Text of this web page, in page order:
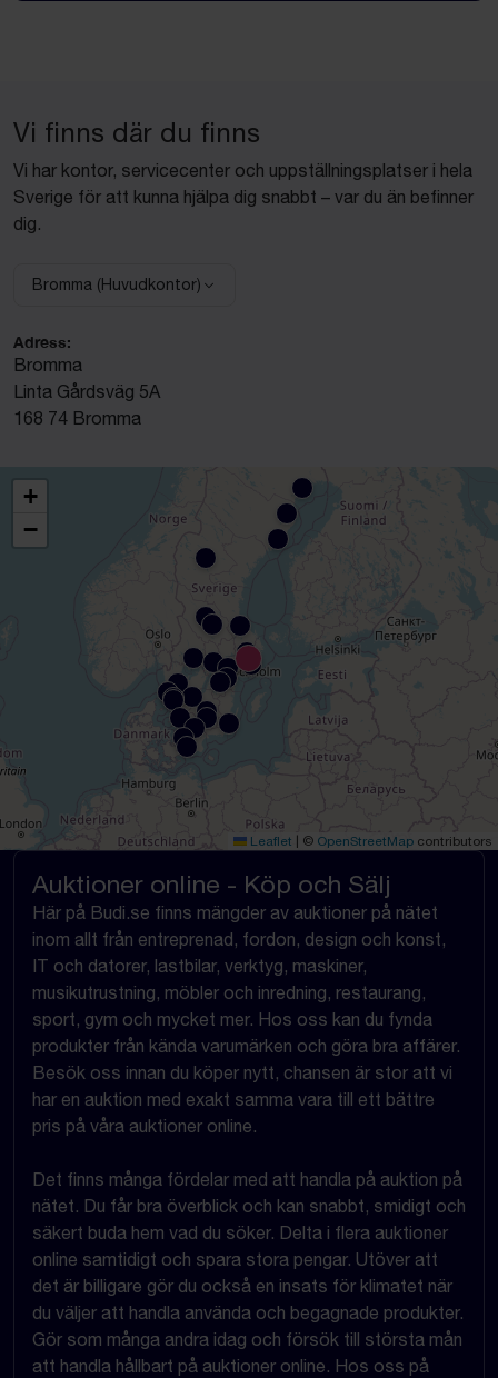
Vi finns där du finns
Vi har kontor, servicecenter och uppställningsplatser i hela
Sverige för att kunna hjälpa dig snabbt – var du än befinner
dig.
Välj anläggning:
Bromma (Huvudkontor)
Adress:
Bromma
Linta Gårdsväg 5A
168 74 Bromma
+
−
Leaflet © OpenStreetMap contributors
Auktioner online - Köp och Sälj
Här på Budi.se finns mängder av auktioner på nätet
inom allt från entreprenad, fordon, design och konst,
IT och datorer, lastbilar, verktyg, maskiner,
musikutrustning, möbler och inredning, restaurang,
sport, gym och mycket mer. Hos oss kan du fynda
produkter från kända varumärken och göra bra affärer.
Besök oss innan du köper nytt, chansen är stor att vi
har en auktion med exakt samma vara till ett bättre
pris på våra auktioner online.
Det finns många fördelar med att handla på auktion på
nätet. Du får bra överblick och kan snabbt, smidigt och
säkert buda hem vad du söker. Delta i flera auktioner
online samtidigt och spara stora pengar. Utöver att
det är billigare gör du också en insats för klimatet när
du väljer att handla använda och begagnade produkter.
Gör som många andra idag och försök till största mån
att handla hållbart på auktioner online. Hos oss på